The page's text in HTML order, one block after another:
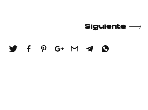
Siguiente